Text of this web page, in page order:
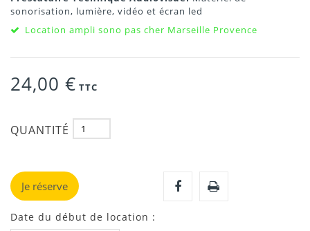
sonorisation, lumière, vidéo et écran led
Location ampli sono pas cher Marseille Provence
24,00 € TTC
QUANTITÉ
Je réserve
Date du début de location :